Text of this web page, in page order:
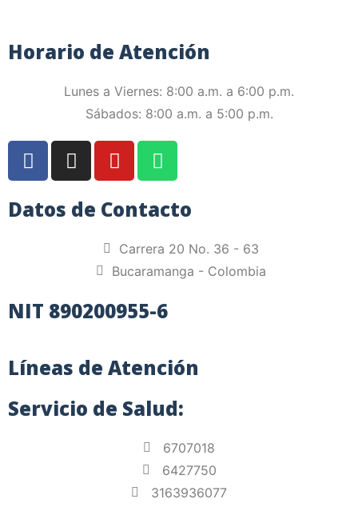
Horario de Atención
Lunes a Viernes: 8:00 a.m. a 6:00 p.m.
Sábados: 8:00 a.m. a 5:00 p.m.
Datos de Contacto
Carrera 20 No. 36 - 63
Bucaramanga - Colombia
NIT 890200955-6
Líneas de Atención
Servicio de Salud:
6707018
6427750
3163936077